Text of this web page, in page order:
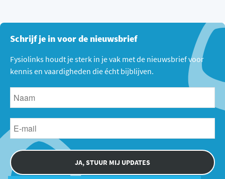
Schrijf je in voor de nieuwsbrief
Fysiolinks houdt je sterk in je vak met de nieuwsbrief voor
kennis en vaardigheden die écht bijblijven.
JA, STUUR MIJ UPDATES